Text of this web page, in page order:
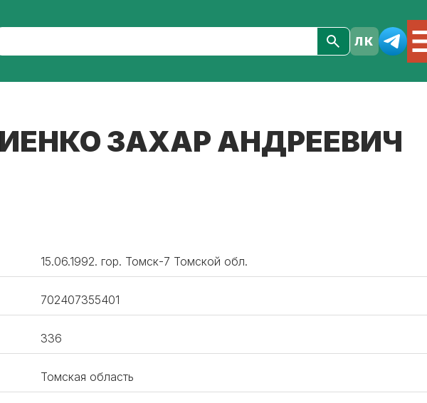
ЗАХАР АНДРЕЕВИЧ
15.06.1992. гор. Томск-7 Томской обл.
702407355401
336
Томская область